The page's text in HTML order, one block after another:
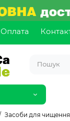
Оплата
Засоби для